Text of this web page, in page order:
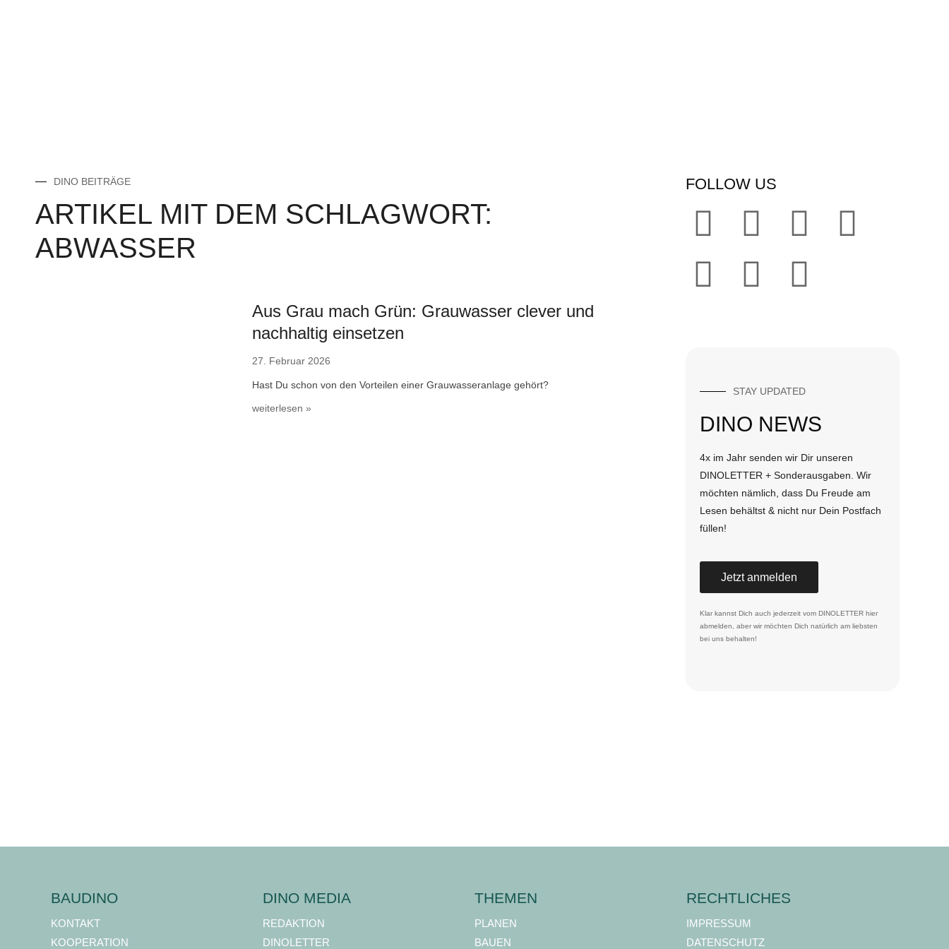
DINO BEITRÄGE
ARTIKEL MIT DEM SCHLAGWORT:
ABWASSER
Aus Grau mach Grün: Grauwasser clever und
nachhaltig einsetzen
27. Februar 2026
Hast Du schon von den Vorteilen einer Grauwasseranlage gehört?
weiterlesen »
FOLLOW US
STAY UPDATED
DINO NEWS
4x im Jahr senden wir Dir unseren
DINOLETTER + Sonderausgaben. Wir
möchten nämlich, dass Du Freude am
Lesen behältst & nicht nur Dein Postfach
füllen!
Jetzt anmelden
Klar kannst Dich auch jederzeit vom DINOLETTER hier
abmelden, aber wir möchten Dich natürlich am liebsten
bei uns behalten!
BAUDINO
KONTAKT
KOOPERATION
DINO MEDIA
REDAKTION
DINOLETTER
THEMEN
PLANEN
BAUEN
RECHTLICHES
IMPRESSUM
DATENSCHUTZ